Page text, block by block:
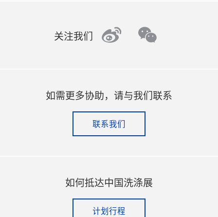
关注我们 weibowechat
如需更多协助，请与我们联系
联系我们
如何抵达中国洗涤展
计划行程